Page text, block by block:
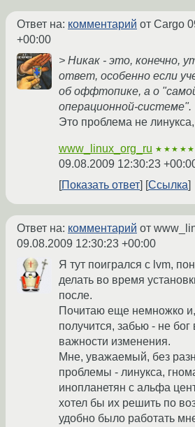
Ответ на: комментарий от Cargo
+00:00
> Никак - это, конечно,
ответ, особенно если
об оффтопике, а о
операционной-системе".
Это проблема не
www_linux_org_ru ★★★★★
09.08.2009 12:30:23
Показать ответ
Ссылка
Ответ на: комментарий от
09.08.2009 12:30:23 +00:00
Я тут поигрался с lvm,
делать во время
после.
Почитаю еще немножко
получится, забью - не бог
важности изменения.
Мне, уважаемый, без
проблемы - линукса,
инопланетян с альфа
хотел бы их решить по
удобно было работать